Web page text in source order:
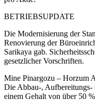
BETRIEBSUPDATE
Die Modernisierung der
Renovierung der
Sarikaya gab.
gesetzlicher Vorschriften.
Mine Pinargozu – Horzum
Die Abbau-, Aufbereitungs-
einem Gehalt von über 50